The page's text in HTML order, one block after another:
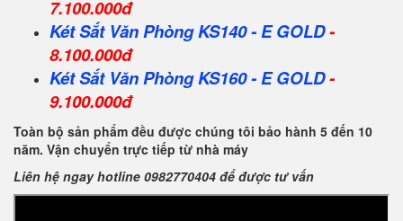
7.100.000đ
Két Sắt Văn Phòng KS140 - E GOLD-
8.100.000đ
Két Sắt Văn Phòng KS160 - E GOLD-
9.100.000đ
Toàn bộ sản phẩm đều được chúng tôi bảo hành 5 đến 10
năm. Vận chuyển trực tiếp từ nhà máy
Liên hệ ngay hotline 0982770404 để được tư vấn